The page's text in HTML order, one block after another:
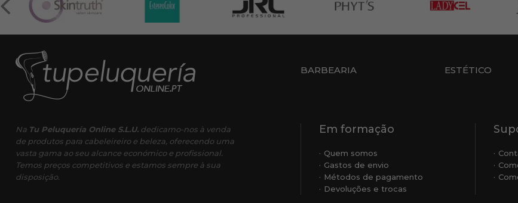
BARBEARIA ESTÉTICO
Na Tu Peluquería Online S.L.U.dedicamo-nos à venda
de produtos para cabeleireiro e beleza, oferecendo uma
vasta gama ao seu alcance económico e profissional.
Temos preços competitivos e estamos sempre à sua
disposição.
Em formação
Quem somos
Gastos de envio
Métodos de pagamento
Devoluções e trocas